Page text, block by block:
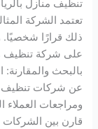
تنظيف منازل
تعتمد الشركة
ذلك قرارًا شخصيًا.
على شركة تنظيف
بالبحث
عن شركات تنظيف
ومراجعات العملاء
قارن بين الشركات